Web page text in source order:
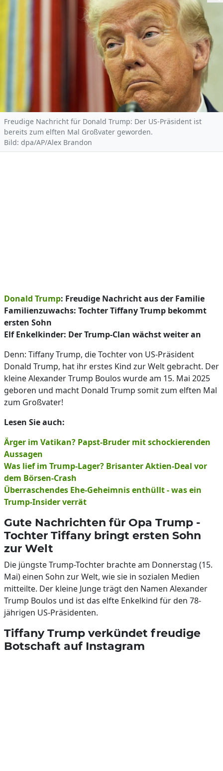
Freudige Nachricht für Donald Trump: Der US-Präsident ist
bereits zum elften Mal Großvater geworden.
Bild: dpa/AP/Alex Brandon
Donald Trump: Freudige Nachricht aus der Familie
Familienzuwachs: Tochter Tiffany Trump bekommt
ersten Sohn
Elf Enkelkinder: Der Trump-Clan wächst weiter an
Denn: Tiffany Trump, die Tochter von US-Präsident
Donald Trump, hat ihr erstes Kind zur Welt gebracht. Der
kleine Alexander Trump Boulos wurde am 15. Mai 2025
geboren und macht Donald Trump somit zum elften Mal
zum Großvater!
Lesen Sie auch:
Ärger im Vatikan? Papst-Bruder mit schockierenden
Aussagen
Was lief im Trump-Lager? Brisanter Aktien-Deal vor
dem Börsen-Crash
Überraschendes Ehe-Geheimnis enthüllt - was ein
Trump-Insider verrät
Gute Nachrichten für Opa Trump -
Tochter Tiffany bringt ersten Sohn
zur Welt
Die jüngste Trump-Tochter brachte am Donnerstag (15.
Mai) einen Sohn zur Welt, wie sie in sozialen Medien
mitteilte. Der kleine Junge trägt den Namen Alexander
Trump Boulos und ist das elfte Enkelkind für den 78-
jährigen US-Präsidenten.
Tiffany Trump verkündet freudige
Botschaft auf Instagram